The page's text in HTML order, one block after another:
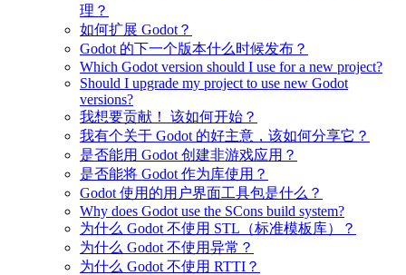
理？
如何扩展 Godot？
Godot 的下一个版本什么时候发布？
Which Godot version should I use for a new project?
Should I upgrade my project to use new Godot
versions?
我想要贡献！ 该如何开始？
我有个关于 Godot 的好主意，该如何分享它？
是否能用 Godot 创建非游戏应用？
是否能将 Godot 作为库使用？
Godot 使用的用户界面工具包是什么？
Why does Godot use the SCons build system?
为什么 Godot 不使用 STL（标准模板库）？
为什么 Godot 不使用异常？
为什么 Godot 不使用 RTTI？